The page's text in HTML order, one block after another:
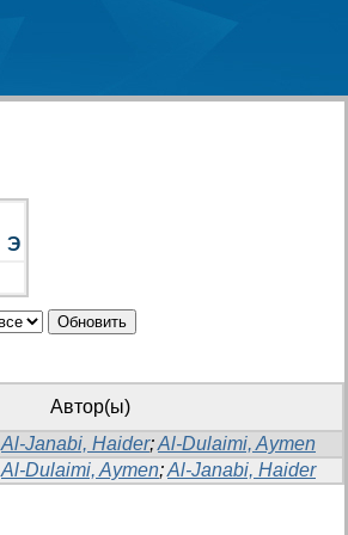
Э
Автор(ы)
Al-Janabi, Haider;Al-Dulaimi, Aymen
Al-Dulaimi, Aymen;Al-Janabi, Haider